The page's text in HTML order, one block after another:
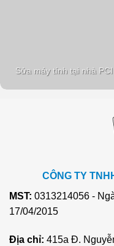
Sửa máy tính tại nhà PCI
CÔNG TY
MST: 0313214056 -
17/04/2015
Địa chỉ: 415a Đ.